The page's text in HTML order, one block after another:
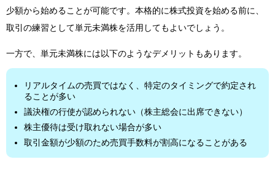
少額から始めることが可能です。本格的に株式投資を始める前に、
取引の練習として単元未満株を活用してもよいでしょう。
一方で、単元未満株には以下のようなデメリットもあります。
リアルタイムの売買ではなく、特定のタイミングで約定され
ることが多い
議決権の行使が認められない（株主総会に出席できない）
株主優待は受け取れない場合が多い
取引金額が少額のため売買手数料が割高になることがある